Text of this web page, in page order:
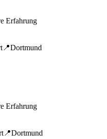
Erfahrung
📍Dortmund
Erfahrung
📍Dortmund